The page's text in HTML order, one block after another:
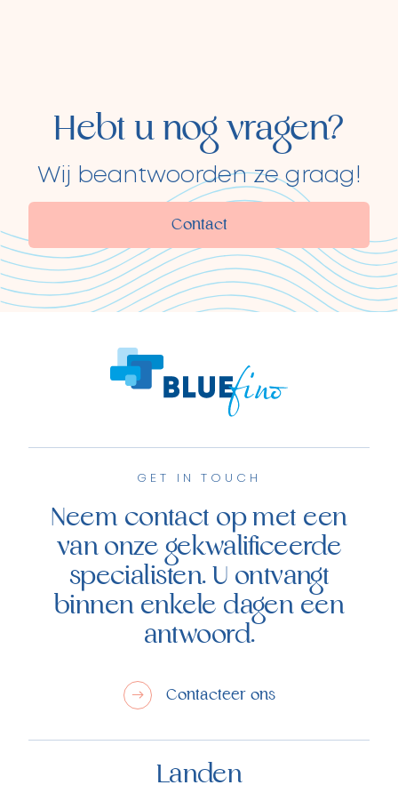
Hebt u nog vragen?
Wij beantwoorden ze graag!
Contact
GET IN TOUCH
Neem contact op met een
van onze gekwalificeerde
specialisten. U ontvangt
binnen enkele dagen een
antwoord.
Contacteer ons
Landen